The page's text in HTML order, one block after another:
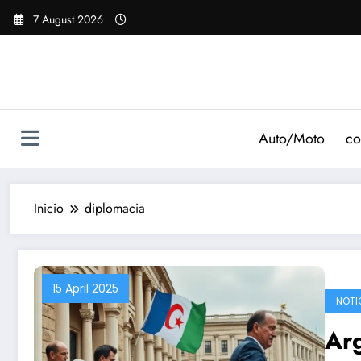
Saltar
7 August 2026
Auto/Moto
Inicio diplomacia
15 April 2025